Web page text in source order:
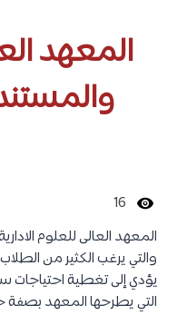
المعهد
16
المعهد العالى للعلوم
والتي يرغب الكثير من
يؤدي إلى تغطية احتياجات
التي يطرحها المعهد